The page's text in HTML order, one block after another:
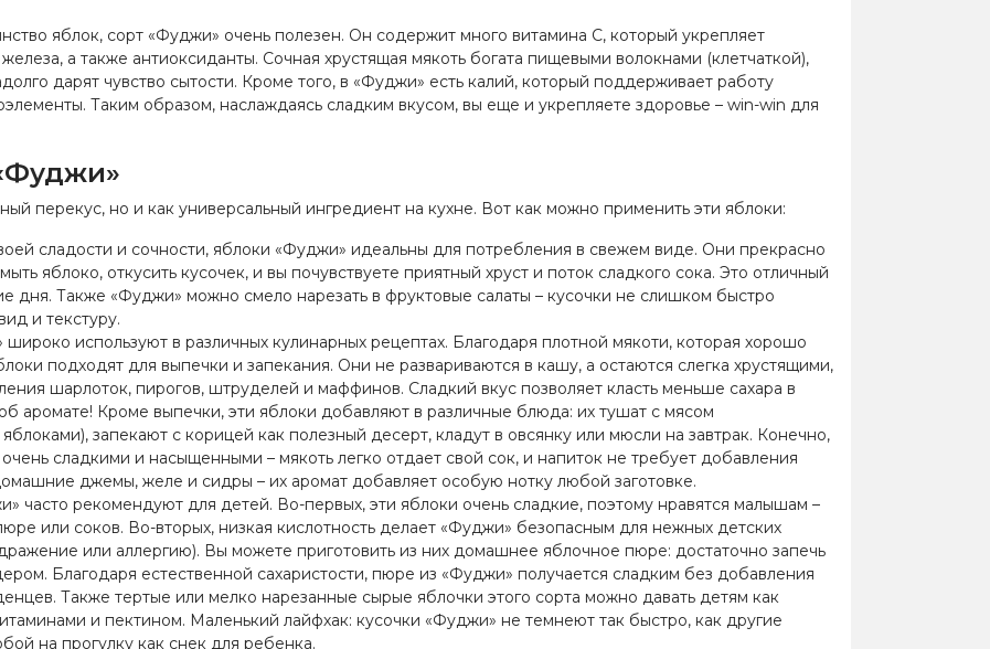
яблок, сорт «Фуджи» очень полезен. Он содержит много витамина C, который укрепляет
а также антиоксиданты. Сочная хрустящая мякоть богата пищевыми волокнами (клетчаткой),
дарят чувство сытости. Кроме того, в «Фуджи» есть калий, который поддерживает работу
Таким образом, наслаждаясь сладким вкусом, вы еще и укрепляете здоровье – win-win для
перекус, но и как универсальный ингредиент на кухне. Вот как можно применить эти яблоки:
сладости и сочности, яблоки «Фуджи» идеальны для потребления в свежем виде. Они прекрасно
яблоко, откусить кусочек, и вы почувствуете приятный хруст и поток сладкого сока. Это отличный
дня. Также «Фуджи» можно смело нарезать в фруктовые салаты – кусочки не слишком быстро
и текстуру.
используют в различных кулинарных рецептах. Благодаря плотной мякоти, которая хорошо
подходят для выпечки и запекания. Они не развариваются в кашу, а остаются слегка хрустящими,
шарлоток, пирогов, штруделей и маффинов. Сладкий вкус позволяет класть меньше сахара в
аромате! Кроме выпечки, эти яблоки добавляют в различные блюда: их тушат с мясом
запекают с корицей как полезный десерт, кладут в овсянку или мюсли на завтрак. Конечно,
сладкими и насыщенными – мякоть легко отдает свой сок, и напиток не требует добавления
джемы, желе и сидры – их аромат добавляет особую нотку любой заготовке.
часто рекомендуют для детей. Во-первых, эти яблоки очень сладкие, поэтому нравятся малышам –
или соков. Во-вторых, низкая кислотность делает «Фуджи» безопасным для нежных детских
или аллергию). Вы можете приготовить из них домашнее яблочное пюре: достаточно запечь
Благодаря естественной сахаристости, пюре из «Фуджи» получается сладким без добавления
Также тертые или мелко нарезанные сырые яблочки этого сорта можно давать детям как
и пектином. Маленький лайфхак: кусочки «Фуджи» не темнеют так быстро, как другие
на прогулку как снек для ребенка.